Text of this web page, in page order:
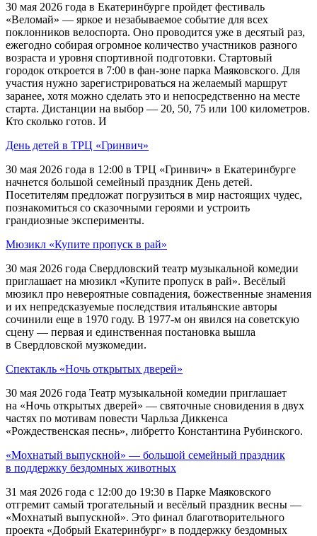
30 мая 2026 года в Екатеринбурге пройдет фестиваль
«Веломай» — яркое и незабываемое событие для всех
поклонников велоспорта. Оно проводится уже в десятый раз,
ежегодно собирая огромное количество участников разного
возраста и уровня спортивной подготовки. Стартовый
городок откроется в 7:00 в фан-зоне парка Маяковского. Для
участия нужно зарегистрироваться на желаемый маршрут
заранее, хотя можно сделать это и непосредственно на месте
старта. Дистанции на выбор — 20, 50, 75 или 100 километров.
Кто сколько готов. И
День детей в ТРЦ «Гринвич»
30 мая 2026 года в 12:00 в ТРЦ «Гринвич» в Екатеринбурге
начнется большой семейный праздник День детей.
Посетителям предложат погрузиться в мир настоящих чудес,
познакомиться со сказочными героями и устроить
грандиозные эксперименты.
Мюзикл «Купите пропуск в рай»
30 мая 2026 года Свердловский театр музыкальной комедии
приглашает на мюзикл «Купите пропуск в рай». Весёлый
мюзикл про невероятные совпадения, божественные знамения
и их непредсказуемые последствия итальянские авторы
сочинили еще в 1970 году. В 1977-м он явился на советскую
сцену — первая и единственная постановка вышла
в Свердловской музкомедии.
Спектакль «Ночь открытых дверей»
30 мая 2026 года Театр музыкальной комедии приглашает
на «Ночь открытых дверей» — святочные сновидения в двух
частях по мотивам повести Чарльза Диккенса
«Рождественская песнь», либретто Константина Рубинского.
«Мохнатый выпускной» — большой семейный праздник
в поддержку бездомных животных
31 мая 2026 года с 12:00 до 19:30 в Парке Маяковского
отгремит самый трогательный и весёлый праздник весны —
«Мохнатый выпускной». Это финал благотворительного
проекта «Добрый Екатеринбург» в поддержку бездомных